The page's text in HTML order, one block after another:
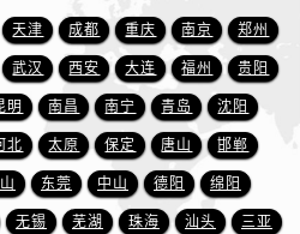
山东省枣庄市滕州市北辛路与善国路交叉口爱彼售后服务中心（需提前预约）
山东省淄博市张店区金晶大道爱彼售后服务中心（需提前预约）
上海市黄浦区南京东路299号宏伊国际广场写字楼8层806室爱彼售后服务中心（需提前预约）
上海市徐汇区虹桥路3号港汇中心2座37层3705室爱彼售后服务中心（需提前预约）
浙江省杭州市上城区钱江路1366号华润大厦A座5层503-5室爱彼售后服务中心（需提前预约）
浙江省湖州市吴兴区劳动路爱彼售后服务中心（需提前预约）
天津 成都 重庆 南京 郑州
武汉 西安 大连 福州 贵阳
明 南昌 南宁 青岛 沈阳
北 太原 保定 唐山 邯郸
东莞 中山 德阳 绵阳
无锡 芜湖 珠海 汕头 三亚